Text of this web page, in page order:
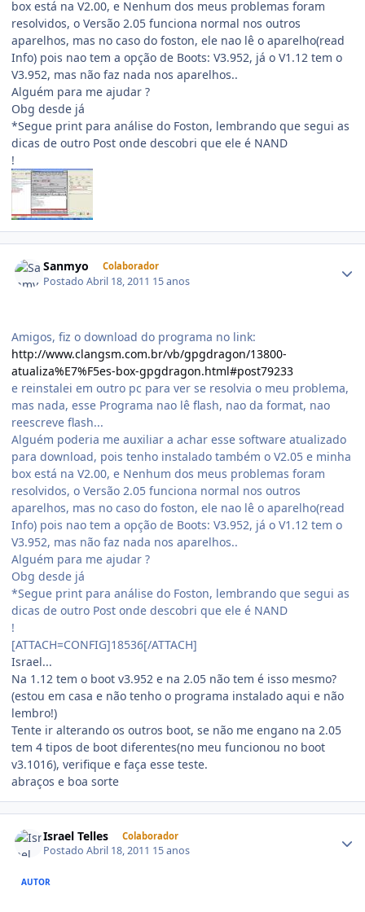
box está na V2.00, e Nenhum dos meus problemas foram
resolvidos, o Versão 2.05 funciona normal nos outros
aparelhos, mas no caso do foston, ele nao lê o aparelho(read
Info) pois nao tem a opção de Boots: V3.952, já o V1.12 tem o
V3.952, mas não faz nada nos aparelhos..
Alguém para me ajudar ?
Obg desde já
*Segue print para análise do Foston, lembrando que segui as
dicas de outro Post onde descobri que ele é NAND
!
Sanmyo Colaborador
PostadoAbril 18, 2011 15 anos
Amigos, fiz o download do programa no link:
http://www.clangsm.com.br/vb/gpgdragon/13800-
atualiza%E7%F5es-box-gpgdragon.html#post79233
e reinstalei em outro pc para ver se resolvia o meu problema,
mas nada, esse Programa nao lê flash, nao da format, nao
reescreve flash...
Alguém poderia me auxiliar a achar esse software atualizado
para download, pois tenho instalado também o V2.05 e minha
box está na V2.00, e Nenhum dos meus problemas foram
resolvidos, o Versão 2.05 funciona normal nos outros
aparelhos, mas no caso do foston, ele nao lê o aparelho(read
Info) pois nao tem a opção de Boots: V3.952, já o V1.12 tem o
V3.952, mas não faz nada nos aparelhos..
Alguém para me ajudar ?
Obg desde já
*Segue print para análise do Foston, lembrando que segui as
dicas de outro Post onde descobri que ele é NAND
!
[ATTACH=CONFIG]18536[/ATTACH]
Israel...
Na 1.12 tem o boot v3.952 e na 2.05 não tem é isso mesmo?
(estou em casa e não tenho o programa instalado aqui e não
lembro!)
Tente ir alterando os outros boot, se não me engano na 2.05
tem 4 tipos de boot diferentes(no meu funcionou no boot
v3.1016), verifique e faça esse teste.
abraços e boa sorte
Israel Telles Colaborador
PostadoAbril 18, 2011 15 anos
AUTOR